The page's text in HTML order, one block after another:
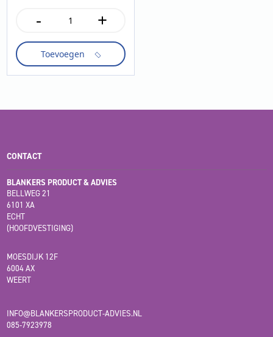
-
Home-
Kit
Mopphalterung
aantal
+
Toevoegen
CONTACT
BLANKERS PRODUCT & ADVIES
BELLWEG 21
6101 XA
ECHT
(HOOFDVESTIGING)
MOESDIJK 12F
6004 AX
WEERT
INFO@BLANKERSPRODUCT-ADVIES.NL
085-7923978